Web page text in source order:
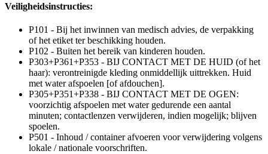
Veiligheidsinstructies:
P101 - Bij het inwinnen van medisch advies, de verpakking
of het etiket ter beschikking houden.
P102 - Buiten het bereik van kinderen houden.
P303+P361+P353 - BIJ CONTACT MET DE HUID (of het
haar): verontreinigde kleding onmiddellijk uittrekken. Huid
met water afspoelen [of afdouchen].
P305+P351+P338 - BIJ CONTACT MET DE OGEN:
voorzichtig afspoelen met water gedurende een aantal
minuten; contactlenzen verwijderen, indien mogelijk; blijven
spoelen.
P501 - Inhoud / container afvoeren voor verwijdering volgens
lokale / nationale voorschriften.